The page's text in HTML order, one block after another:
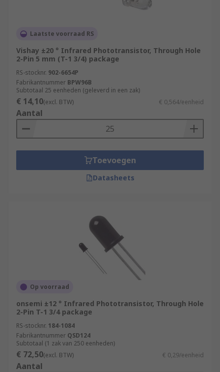
Laatste voorraad RS
Vishay ±20 ° Infrared Phototransistor, Through Hole
2-Pin 5 mm (T-1 3/4) package
RS-stocknr. 902-6654P
Fabrikantnummer BPW96B
Subtotaal 25 eenheden (geleverd in een zak)
€ 14,10(excl. BTW) € 0,564/eenheid
Aantal
Toevoegen
Datasheets
Op voorraad
onsemi ±12 ° Infrared Phototransistor, Through Hole
2-Pin T-1 3/4 package
RS-stocknr. 184-1084
Fabrikantnummer QSD124
Subtotaal (1 zak van 250 eenheden)
€ 72,50(excl. BTW) € 0,29/eenheid
Aantal